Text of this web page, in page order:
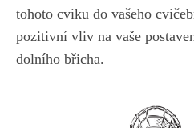
tohoto cviku do vašeho
pozitivní vliv na vaše
dolního břicha.